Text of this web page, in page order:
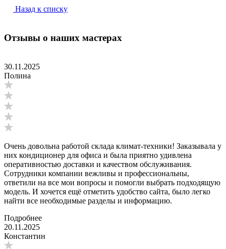
Назад к списку
Отзывы о наших мастерах
30.11.2025
Полина
Очень довольна работой склада климат-техники! Заказывала у
них кондиционер для офиса и была приятно удивлена
оперативностью доставки и качеством обслуживания.
Сотрудники компании вежливы и профессиональны,
ответили на все мои вопросы и помогли выбрать подходящую
модель. И хочется ещё отметить удобство сайта, было легко
найти все необходимые разделы и информацию.
Подробнее
20.11.2025
Константин